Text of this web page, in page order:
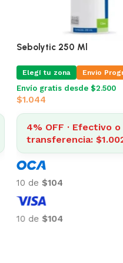
Sebolytic 250 Ml
Elegí tu zona Envio
Envío gratis desde $2.500
$1.044
4% OFF · Efectivo o
transferencia:
10 de $104
10 de $104